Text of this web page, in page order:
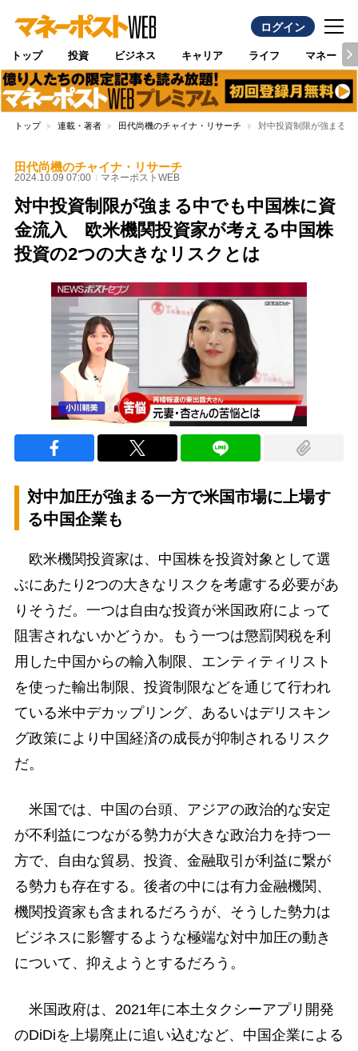
ログイン
トップ 投資 ビジネス キャリア ライフ マネー
トップ 連載・著者 田代尚機のチャイナ・リサーチ 対中投資制限が強まる
田代尚機のチャイナ・リサーチ
2024.10.09 07:00 マネーポストWEB
対中投資制限が強まる中でも中国株に資
金流入 欧米機関投資家が考える中国株
投資の2つの大きなリスクとは
対中加圧が強まる一方で米国市場に上場す
る中国企業も
欧米機関投資家は、中国株を投資対象として選
ぶにあたり2つの大きなリスクを考慮する必要があ
りそうだ。一つは自由な投資が米国政府によって
阻害されないかどうか。もう一つは懲罰関税を利
用した中国からの輸入制限、エンティティリスト
を使った輸出制限、投資制限などを通じて行われ
ている米中デカップリング、あるいはデリスキン
グ政策により中国経済の成長が抑制されるリスク
だ。
米国では、中国の台頭、アジアの政治的な安定
が不利益につながる勢力が大きな政治力を持つ一
方で、自由な貿易、投資、金融取引が利益に繋が
る勢力も存在する。後者の中には有力金融機関、
機関投資家も含まれるだろうが、そうした勢力は
ビジネスに影響するような極端な対中加圧の動き
について、抑えようとするだろう。
米国政府は、2021年に本土タクシーアプリ開発
のDiDiを上場廃止に追い込むなど、中国企業による